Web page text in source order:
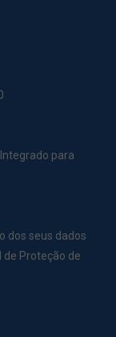
para
dos seus dados
de Proteção de